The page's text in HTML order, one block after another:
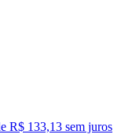
R$ 133,13 sem juros